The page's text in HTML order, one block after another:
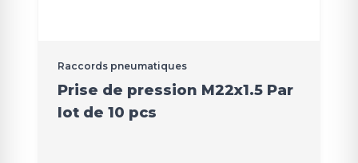
Raccords pneumatiques
Prise de pression M22x1.5 Par
lot de 10 pcs